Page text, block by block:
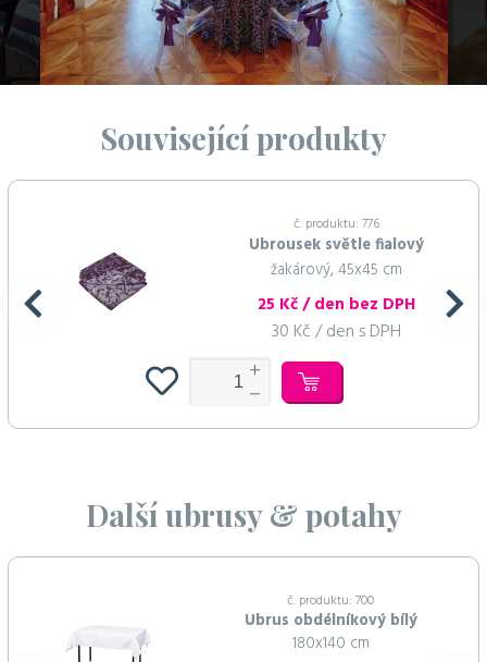
Související produkty
č. produktu: 776
Ubrousek světle fialový
žakárový, 45x45 cm
25 Kč / den bez DPH
30 Kč / den s DPH
Další ubrusy & potahy
č. produktu: 700
Ubrus obdélníkový bílý
180x140 cm